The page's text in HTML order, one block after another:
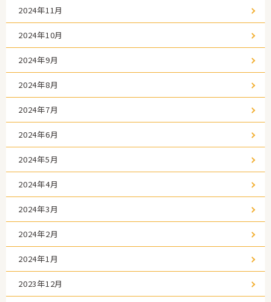
2024年11月
2024年10月
2024年9月
2024年8月
2024年7月
2024年6月
2024年5月
2024年4月
2024年3月
2024年2月
2024年1月
2023年12月